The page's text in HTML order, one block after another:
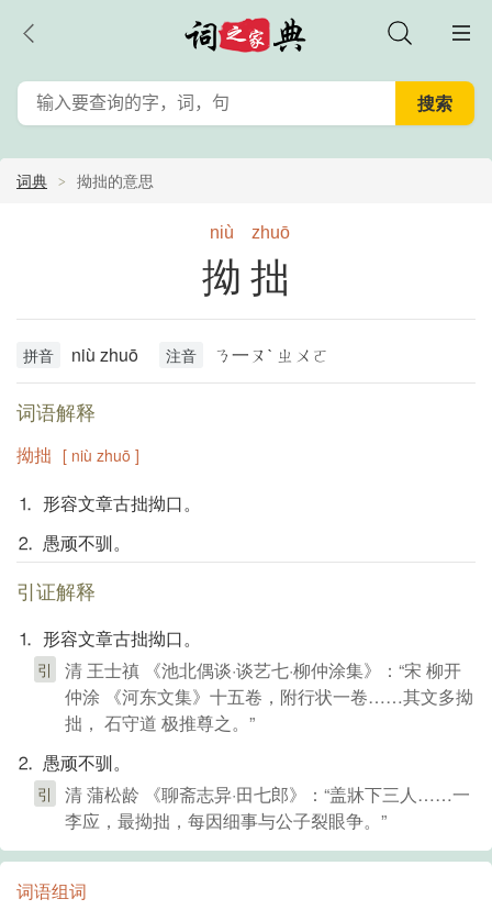
词典 拗拙的意思
niù zhuō
拗拙
拼音 niù zhuō 注音 ㄋ一ㄡˋ ㄓㄨㄛ
词语解释
拗拙 [ niù zhuō ]
⒈ 形容文章古拙拗口。
⒉ 愚顽不驯。
引证解释
⒈ 形容文章古拙拗口。
引
清 王士禛 《池北偶谈·谈艺七·柳仲涂集》：“宋 柳开
仲涂 《河东文集》十五卷，附行状一卷……其文多拗
拙， 石守道 极推尊之。”
⒉ 愚顽不驯。
引
清 蒲松龄 《聊斋志异·田七郎》：“盖牀下三人……一
李应，最拗拙，每因细事与公子裂眼争。”
词语组词